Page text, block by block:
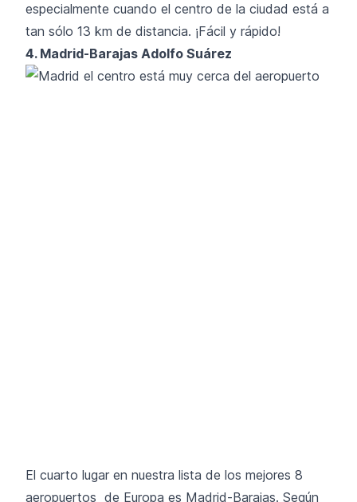
especialmente cuando el centro de la ciudad está a
tan sólo 13 km de distancia. ¡Fácil y rápido!
4. Madrid-Barajas Adolfo Suárez
El cuarto lugar en nuestra lista de los mejores 8
aeropuertos de Europa es Madrid-Barajas. Según